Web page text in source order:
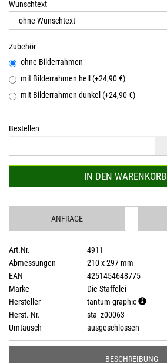
Wunschtext
Zubehör
ohne Bilderrahmen
mit Bilderrahmen hell (+24,90 €)
mit Bilderrahmen dunkel (+24,90 €)
Bestellen
IN DEN WARENKORB
ANFRAGE
Art.Nr.
4911
Abmessungen
210 x 297 mm
EAN
4251454648775
Marke
Die Staffelei
Hersteller
tantum graphic
Herst.-Nr.
sta_z00063
Umtausch
ausgeschlossen
BESCHREIBUNG